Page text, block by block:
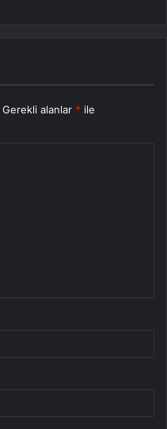
Gerekli alanlar * ile